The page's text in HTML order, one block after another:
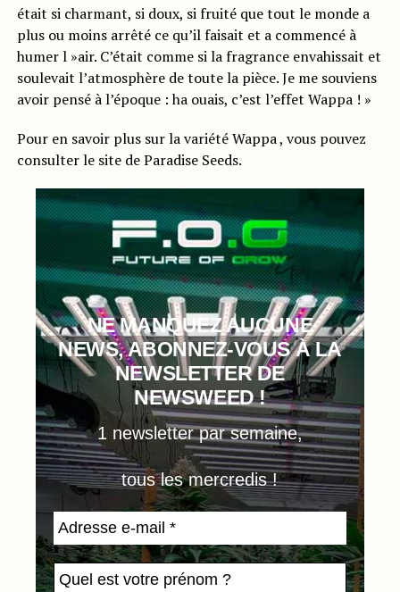
était si charmant, si doux, si fruité que tout le monde a
plus ou moins arrêté ce qu’il faisait et a commencé à
humer l »air. C’était comme si la fragrance envahissait et
soulevait l’atmosphère de toute la pièce. Je me souviens
avoir pensé à l’époque : ha ouais, c’est l’effet Wappa ! »
Pour en savoir plus sur la variété Wappa , vous pouvez
consulter le site de Paradise Seeds.
NE MANQUEZ AUCUNE
NEWS, ABONNEZ-VOUS À LA
NEWSLETTER DE
NEWSWEED !
1 newsletter par semaine,
tous les mercredis !